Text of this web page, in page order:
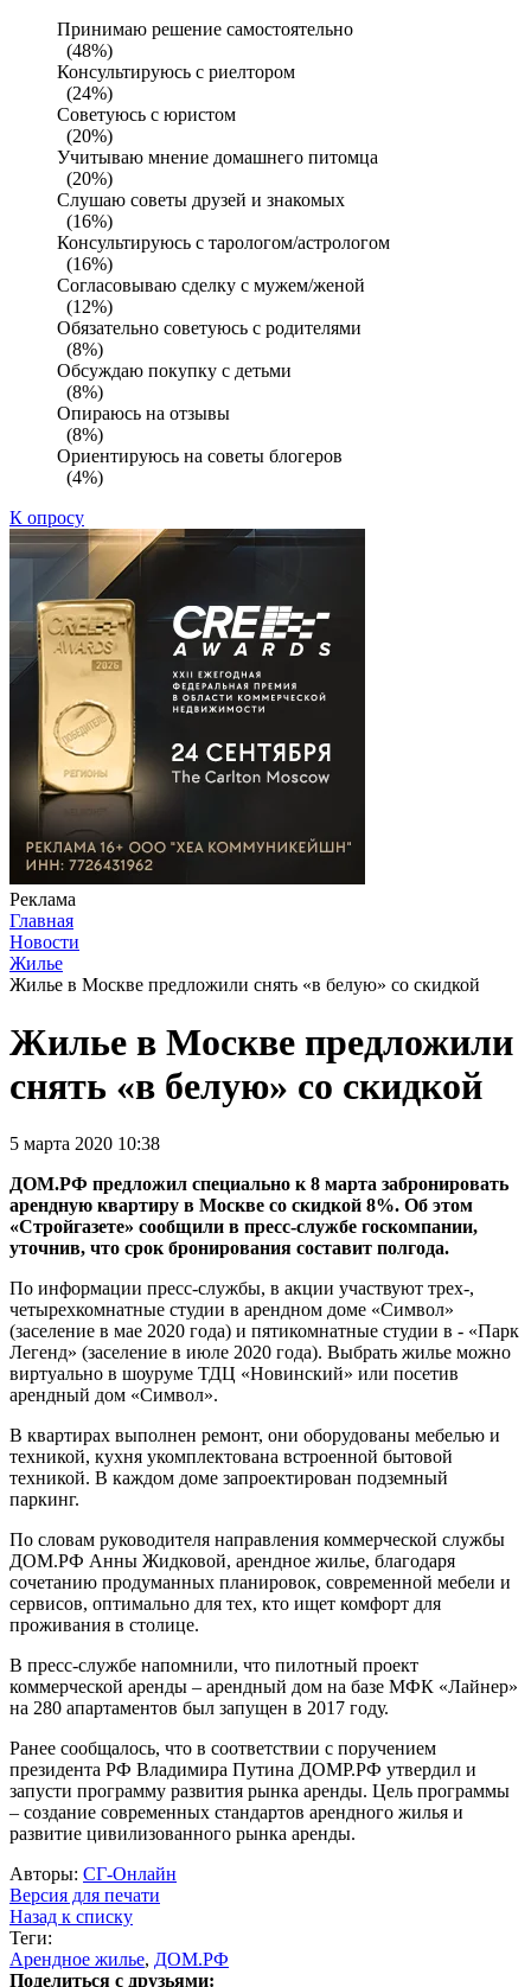
Принимаю решение самостоятельно
(48%)
Консультируюсь с риелтором
(24%)
Советуюсь с юристом
(20%)
Учитываю мнение домашнего питомца
(20%)
Слушаю советы друзей и знакомых
(16%)
Консультируюсь с тарологом/астрологом
(16%)
Согласовываю сделку с мужем/женой
(12%)
Обязательно советуюсь с родителями
(8%)
Обсуждаю покупку с детьми
(8%)
Опираюсь на отзывы
(8%)
Ориентируюсь на советы блогеров
(4%)
К опросу
Реклама
Главная
Новости
Жилье
Жилье в Москве предложили снять «в белую» со скидкой
Жилье в Москве предложили
снять «в белую» со скидкой
5 марта 2020 10:38
ДОМ.РФ предложил специально к 8 марта забронировать
арендную квартиру в Москве со скидкой 8%. Об этом
«Стройгазете» сообщили в пресс-службе госкомпании,
уточнив, что срок бронирования составит полгода.
По информации пресс-службы, в акции участвуют трех-,
четырехкомнатные студии в арендном доме «Символ»
(заселение в мае 2020 года) и пятикомнатные студии в - «Парк
Легенд» (заселение в июле 2020 года). Выбрать жилье можно
виртуально в шоуруме ТДЦ «Новинский» или посетив
арендный дом «Символ».
В квартирах выполнен ремонт, они оборудованы мебелью и
техникой, кухня укомплектована встроенной бытовой
техникой. В каждом доме запроектирован подземный
паркинг.
По словам руководителя направления коммерческой службы
ДОМ.РФ Анны Жидковой, арендное жилье, благодаря
сочетанию продуманных планировок, современной мебели и
сервисов, оптимально для тех, кто ищет комфорт для
проживания в столице.
В пресс-службе напомнили, что пилотный проект
коммерческой аренды – арендный дом на базе МФК «Лайнер»
на 280 апартаментов был запущен в 2017 году.
Ранее сообщалось, что в соответствии с поручением
президента РФ Владимира Путина ДОМР.РФ утвердил и
запусти программу развития рынка аренды. Цель программы
– создание современных стандартов арендного жилья и
развитие цивилизованного рынка аренды.
Авторы: СГ-Онлайн
Версия для печати
Назад к списку
Теги:
Арендное жилье, ДОМ.РФ
Поделиться с друзьями: